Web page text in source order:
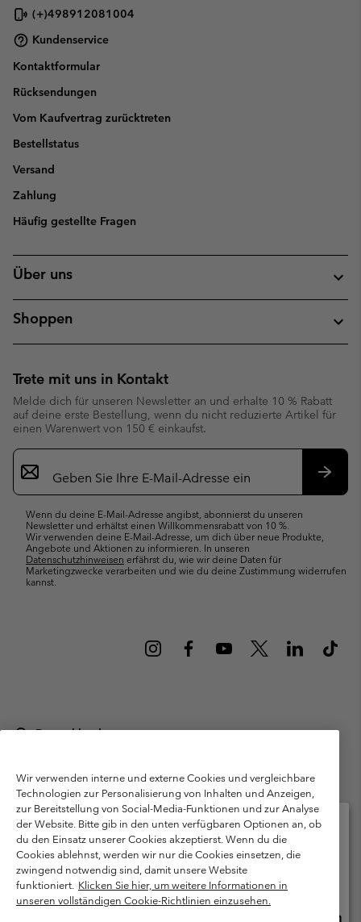
(+)498912081004
Kundenservice
Kontaktformular
Rücksendungen
Vom Kaufvertrag zurücktreten
Bestellstatus
Versand
Zahlung
Häufig gestellte Fragen
Über uns
Shoppen
Trete mit uns in Kontakt
Melde dich für unseren Newsletter an und erhalte 10 % Rabatt
auf deine erste Bestellung, wenn du nicht reduzierte Artikel für
einen Warenwert von 150 € einkaufst.
Newsletter-
Anmeldung
Wenn du deine E-Mail-Adresse angibst, abonnierst du unseren
Newsletter und erhältst einen Willkommensrabatt von 10 %.
Wir verwenden deine E-Mail-Adresse, um dich über neue Produkte,
Angebote und Aktionen zu informieren. In unseren
Datenschutzhinweisen erfährst du, wie wir deine Daten für
Marketingzwecke verarbeiten und wie du deine Zustimmung widerrufen
kannst.
Deutschland
München Deutschland. Alle Rechte vorbehalten.
Nutzungsbedingungen
Allgemeine Verkaufsbedingungen
Garantie
Datenschutzerklärung
Bestimmungen und Bedingungen des Mitglieder Programms
Nutzungsbedingungen Für Nutzergenerierte Inhalte
Cookies
Public CBCR
Wir verwenden interne und externe Cookies und vergleichbare
Technologien zur Personalisierung von Inhalten und Anzeigen,
zur Bereitstellung von Social-Media-Funktionen und zur Analyse
der Website. Bitte gib in den unten verfügbaren Optionen an, ob
du den Einsatz unserer Cookies akzeptierst. Wenn du die
Cookies ablehnst, werden wir nur die Cookies einsetzen, die
zwingend notwendig sind, damit unsere Website
funktioniert. Klicken Sie hier, um weitere Informationen in
unseren vollständigen Cookie-Richtlinien einzusehen.
Bitte wählen Sie Ihr Lieferland und Ihre Sprache
Online-Einkauf verfügbar